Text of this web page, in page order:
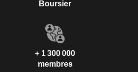
Boursier
+ 1 300 000
membres